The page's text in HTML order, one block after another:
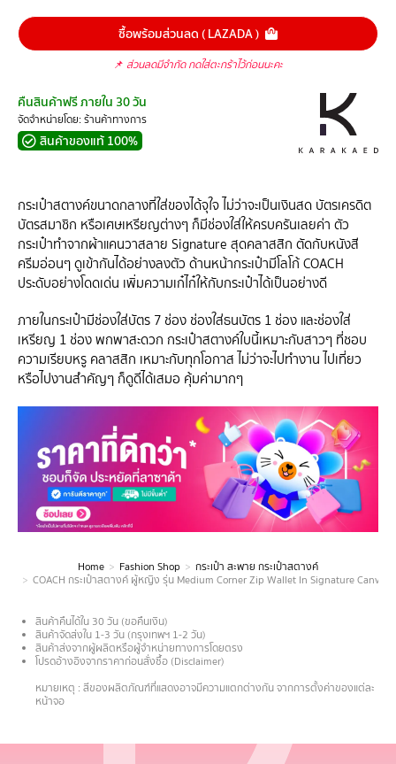
ซื้อพร้อมส่วนลด ( LAZADA )
📌 ส่วนลดมีจำกัด กดใส่ตะกร้าไว้ก่อนนะคะ
คืนสินค้าฟรี ภายใน 30 วัน
จัดจำหน่ายโดย: ร้านค้าทางการ
สินค้าของแท้ 100%
กระเป๋าสตางค์ขนาดกลางที่ใส่ของได้จุใจ ไม่ว่าจะเป็นเงินสด บัตรเครดิต
บัตรสมาชิก หรือเศษเหรียญต่างๆ ก็มีช่องใส่ให้ครบครันเลยค่า ตัว
กระเป๋าทำจากผ้าแคนวาสลาย Signature สุดคลาสสิก ตัดกับหนังสี
ครีมอ่อนๆ ดูเข้ากันได้อย่างลงตัว ด้านหน้ากระเป๋ามีโลโก้ COACH
ประดับอย่างโดดเด่น เพิ่มความเก๋ไก๋ให้กับกระเป๋าได้เป็นอย่างดี
ภายในกระเป๋ามีช่องใส่บัตร 7 ช่อง ช่องใส่ธนบัตร 1 ช่อง และช่องใส่
เหรียญ 1 ช่อง พกพาสะดวก กระเป๋าสตางค์ใบนี้เหมาะกับสาวๆ ที่ชอบ
ความเรียบหรู คลาสสิก เหมาะกับทุกโอกาส ไม่ว่าจะไปทำงาน ไปเที่ยว
หรือไปงานสำคัญๆ ก็ดูดีได้เสมอ คุ้มค่ามากๆ
You are here:
Home Fashion Shop
กระเป๋า สะพาย กระเป๋าสตางค์
COACH กระเป๋าสตางค์ ผู้หญิง รุ่น Medium Corner Zip Wallet In Signature Canvas
สินค้าคืนได้ใน 30 วัน (ขอคืนเงิน)
สินค้าจัดส่งใน 1-3 วัน (กรุงเทพฯ 1-2 วัน)
สินค้าส่งจากผู้ผลิตหรือผู้จำหน่ายทางการโดยตรง
โปรดอ้างอิงจากราคาก่อนสั่งซื้อ (Disclaimer)
หมายเหตุ : สีของผลิตภัณฑ์ที่แสดงอาจมีความแตกต่างกัน จากการตั้งค่าของแต่ละ
หน้าจอ